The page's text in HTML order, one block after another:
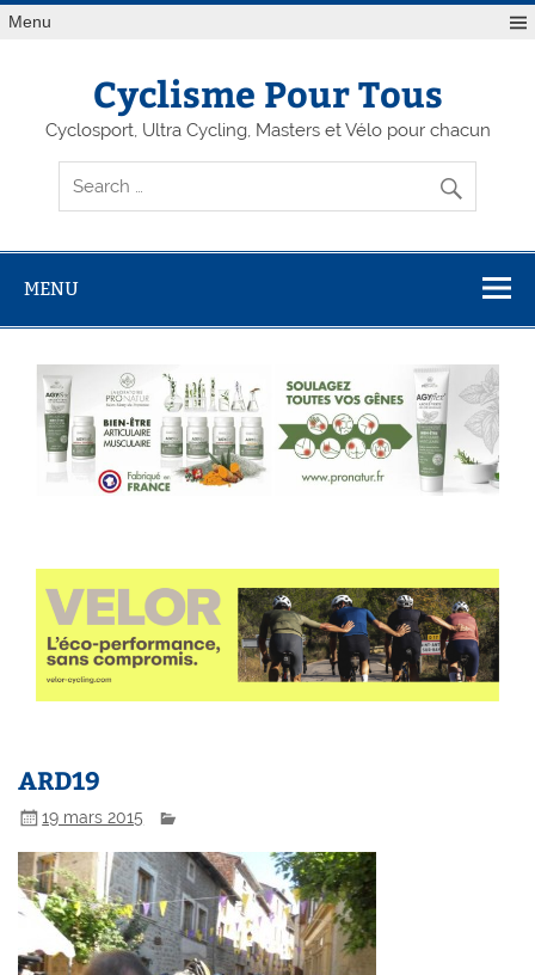
Menu
Cyclisme Pour Tous
Cyclosport, Ultra Cycling, Masters et Vélo pour chacun
MENU
ARD19
19 mars 2015